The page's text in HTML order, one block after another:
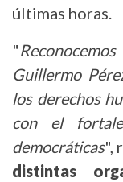
últimas horas.
"
Guillermo
los derechos
con el
democráticas",
distintas